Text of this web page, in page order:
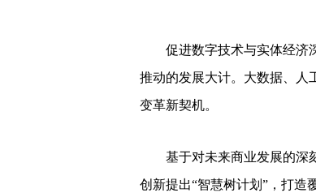
促进数字技术与实体经济深
推动的发展大计。大数据、人
变革新契机。
基于对未来商业发展的深
创新提出“智慧树计划”，打造